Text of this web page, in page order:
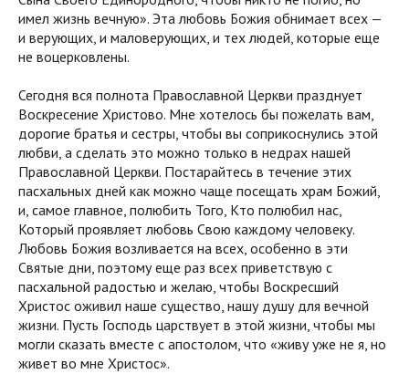
имел жизнь вечную». Эта любовь Божия обнимает всех —
и верующих, и маловерующих, и тех людей, которые еще
не воцерковлены.
Сегодня вся полнота Православной Церкви празднует
Воскресение Христово. Мне хотелось бы пожелать вам,
дорогие братья и сестры, чтобы вы соприкоснулись этой
любви, а сделать это можно только в недрах нашей
Православной Церкви. Постарайтесь в течение этих
пасхальных дней как можно чаще посещать храм Божий,
и, самое главное, полюбить Того, Кто полюбил нас,
Который проявляет любовь Свою каждому человеку.
Любовь Божия возливается на всех, особенно в эти
Святые дни, поэтому еще раз всех приветствую с
пасхальной радостью и желаю, чтобы Воскресший
Христос оживил наше существо, нашу душу для вечной
жизни. Пусть Господь царствует в этой жизни, чтобы мы
могли сказать вместе с апостолом, что «живу уже не я, но
живет во мне Христос».